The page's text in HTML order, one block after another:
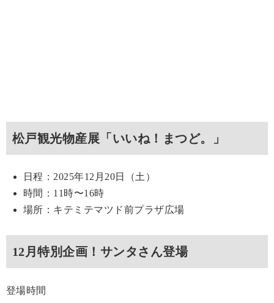
松戸観光物産展「いいね！まつど。」
日程：2025年12月20日（土）
時間：11時〜16時
場所：キテミテマツド前プラザ広場
12月特別企画！サンタさん登場
登場時間